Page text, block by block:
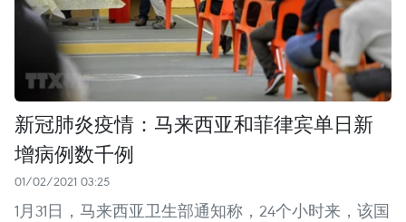
新冠肺炎疫情：马来西亚和菲律宾单日新
增病例数千例
01/02/2021 03:25
1月31日，马来西亚卫生部通知称，24个小时来，该国